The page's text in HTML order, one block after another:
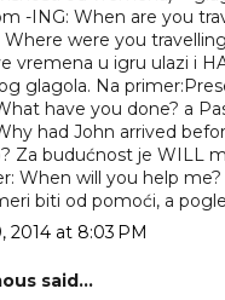
-ING: When are you
Where were you
vremena u igru ulazi i
glagola. Na
have you done? a
had John arrived
Za budućnost je WILL
When will you help me?
biti od pomoći, a
2014 at 8:03 PM
said...